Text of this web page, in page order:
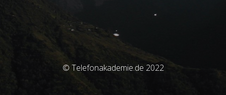
© Telefonakademie.de 2022